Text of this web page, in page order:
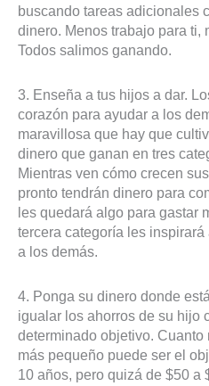
buscando tareas adicionales
dinero. Menos trabajo para ti,
Todos salimos ganando.
3. Enseña a tus hijos a dar.
corazón para ayudar a los
maravillosa que hay que
dinero que ganan en tres
Mientras ven cómo crecen
pronto tendrán dinero para
les quedará algo para gastar
tercera categoría les
a los demás.
4. Ponga su dinero donde
igualar los ahorros de su hijo
determinado objetivo.
más pequeño puede ser el
10 años, pero quizá de $50 a